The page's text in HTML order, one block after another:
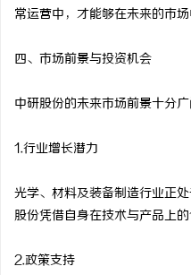
常运营中，才能够在未来的市场
四、市场前景与投资机会
中研股份的未来市场前景十分
1.行业增长潜力
光学、材料及装备制造行业正
股份凭借自身在技术与产品上
2.政策支持